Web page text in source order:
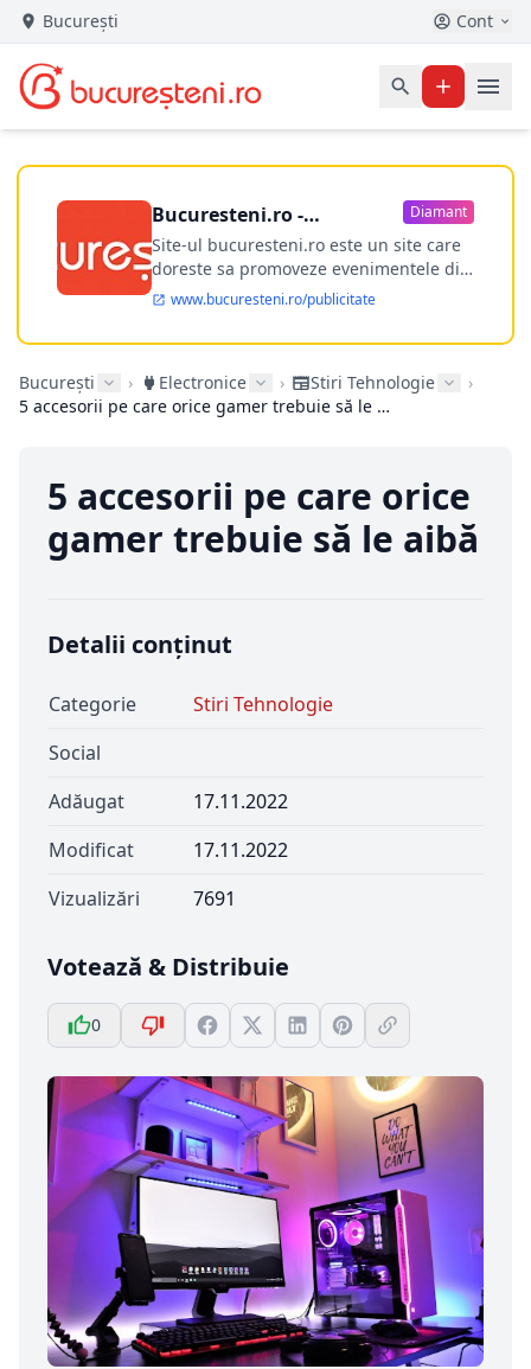
București Cont
Bucuresteni.ro -
publicitate online
Diamant
Site-ul bucuresteni.ro este un site care
doreste sa promoveze evenimentele din
Bucuresti si nu numai, sa puna la
dispozitia utilizatorului cea mai
performanta harta electronica a
ofere posibilitatea firmel...
www.bucuresteni.ro/publicitate
București › Electronice › Stiri Tehnologie
›
5 accesorii pe care orice gamer trebuie să le aibă
5 accesorii pe care orice
gamer trebuie să le aibă
Detalii conținut
Categorie
Stiri Tehnologie
Social
Adăugat
17.11.2022
Modificat
17.11.2022
Vizualizări
7691
Votează & Distribuie
0